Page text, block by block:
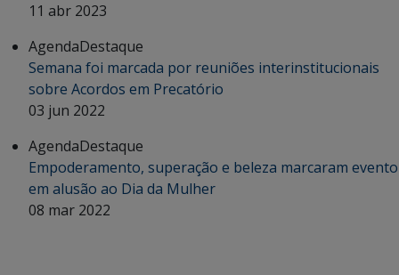
11 abr 2023
AgendaDestaque
Semana foi marcada por reuniões interinstitucionais
sobre Acordos em Precatório
03 jun 2022
AgendaDestaque
Empoderamento, superação e beleza marcaram evento
em alusão ao Dia da Mulher
08 mar 2022